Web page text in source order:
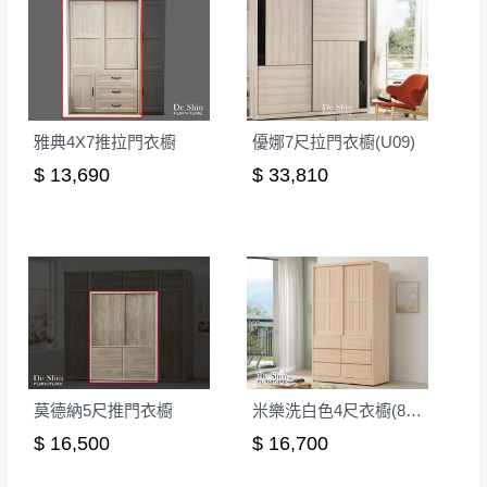
雅典4X7推拉門衣櫥
$ 13,690
優娜7尺拉門衣櫥(U09)
$ 33,810
莫德納5尺推門衣櫥
$ 16,500
米樂洗白色4尺衣櫥(813)
$ 16,700